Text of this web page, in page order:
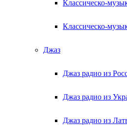
Классическо-
Классическо-
Джаз
Джаз радио из
Джаз радио из
Джаз радио из